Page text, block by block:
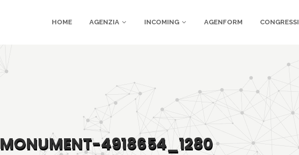
HOME AGENZIA INCOMING AGENFORM CONGRESSI
MONUMENT-4918654_1280